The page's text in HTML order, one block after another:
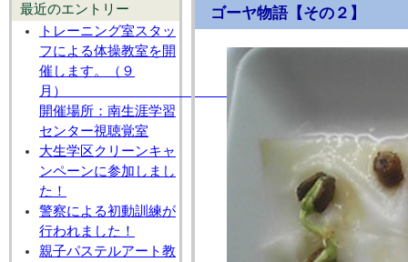
最近のエントリー
トレーニング室スタッ
フによる体操教室を開
催します。（９
月
開催場所：南生涯学習
センター視聴覚室
大生学区クリーンキャ
ンペーンに参加しまし
た！
警察による初動訓練が
行われました！
親子パステルアート教
ゴーヤ物語【その２】